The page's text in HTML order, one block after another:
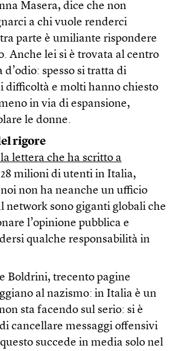
Masera, dice che non
a chi vuole renderci
parte è umiliante rispondere
Anche lei si è trovata al centro
spesso si tratta di
difficoltà e molti hanno chiesto
in via di espansione,
le donne.
rigore
lettera che ha scritto a
28 milioni di utenti in Italia,
non ha neanche un ufficio
network sono giganti globali che
l’opinione pubblica e
qualche responsabilità in
Boldrini, trecento pagine
al nazismo: in Italia è un
sta facendo sul serio: si è
cancellare messaggi offensivi
succede in media solo nel